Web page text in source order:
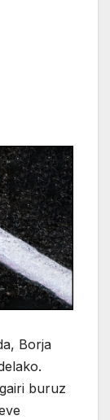
Borja
buruz